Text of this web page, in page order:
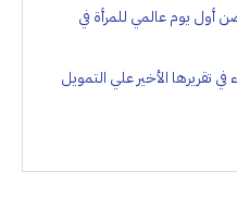
أول يوم عالمي للمرأة في
الأخير علي التمويل